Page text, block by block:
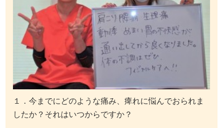
１．今までにどのような痛み、痺れに悩んでおられま
したか？それはいつからですか？